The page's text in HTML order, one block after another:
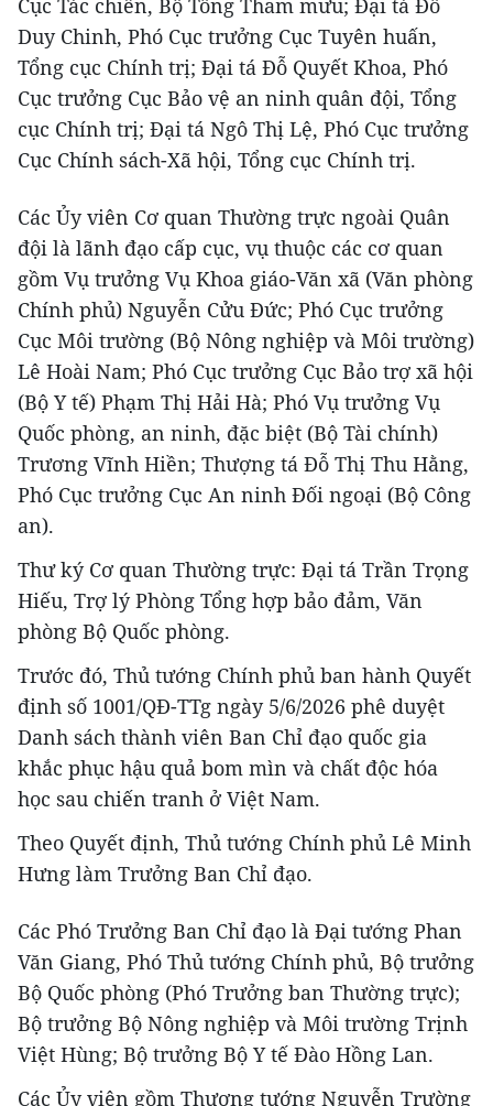
Duy Chinh, Phó Cục trưởng Cục Tuyên huấn,
Tổng cục Chính trị; Đại tá Đỗ Quyết Khoa, Phó
Cục trưởng Cục Bảo vệ an ninh quân đội, Tổng
cục Chính trị; Đại tá Ngô Thị Lệ, Phó Cục trưởng
Cục Chính sách-Xã hội, Tổng cục Chính trị.
Các Ủy viên Cơ quan Thường trực ngoài Quân
đội là lãnh đạo cấp cục, vụ thuộc các cơ quan
gồm Vụ trưởng Vụ Khoa giáo-Văn xã (Văn phòng
Chính phủ) Nguyễn Cửu Đức; Phó Cục trưởng
Cục Môi trường (Bộ Nông nghiệp và Môi trường)
Lê Hoài Nam; Phó Cục trưởng Cục Bảo trợ xã hội
(Bộ Y tế) Phạm Thị Hải Hà; Phó Vụ trưởng Vụ
Quốc phòng, an ninh, đặc biệt (Bộ Tài chính)
Trương Vĩnh Hiền; Thượng tá Đỗ Thị Thu Hằng,
Phó Cục trưởng Cục An ninh Đối ngoại (Bộ Công
an).
Thư ký Cơ quan Thường trực: Đại tá Trần Trọng
Hiếu, Trợ lý Phòng Tổng hợp bảo đảm, Văn
phòng Bộ Quốc phòng.
Trước đó, Thủ tướng Chính phủ ban hành Quyết
định số 1001/QĐ-TTg ngày 5/6/2026 phê duyệt
Danh sách thành viên Ban Chỉ đạo quốc gia
khắc phục hậu quả bom mìn và chất độc hóa
học sau chiến tranh ở Việt Nam.
Theo Quyết định, Thủ tướng Chính phủ Lê Minh
Hưng làm Trưởng Ban Chỉ đạo.
Các Phó Trưởng Ban Chỉ đạo là Đại tướng Phan
Văn Giang, Phó Thủ tướng Chính phủ, Bộ trưởng
Bộ Quốc phòng (Phó Trưởng ban Thường trực);
Bộ trưởng Bộ Nông nghiệp và Môi trường Trịnh
Việt Hùng; Bộ trưởng Bộ Y tế Đào Hồng Lan.
Các Ủy viên gồm Thượng tướng Nguyễn Trường